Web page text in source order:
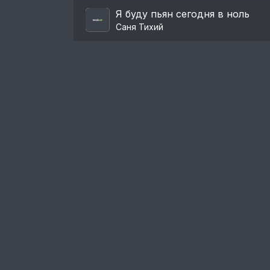
Я буду пьян сегодня в ноль
Саня Тихий